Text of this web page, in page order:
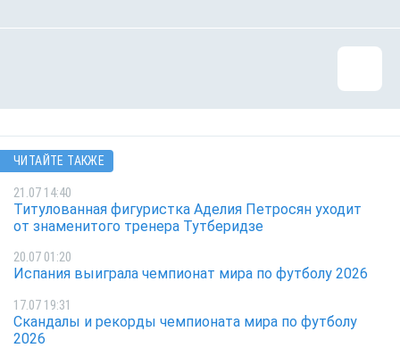
ЧИТАЙТЕ ТАКЖЕ
21.07 14:40
Титулованная фигуристка Аделия Петросян уходит
от знаменитого тренера Тутберидзе
20.07 01:20
Испания выиграла чемпионат мира по футболу 2026
17.07 19:31
Скандалы и рекорды чемпионата мира по футболу
2026